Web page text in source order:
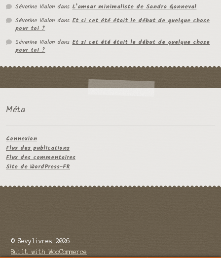
Séverine Vialon dansL’amour minimaliste de Sandra Ganneval
Séverine Vialon dansEt si cet été était le début de quelque chose
pour toi ?
Séverine Vialon dansEt si cet été était le début de quelque chose
pour toi ?
Méta
Connexion
Flux des publications
Flux des commentaires
Site de WordPress-FR
© Sevylivres 2026
Built with WooCommerce